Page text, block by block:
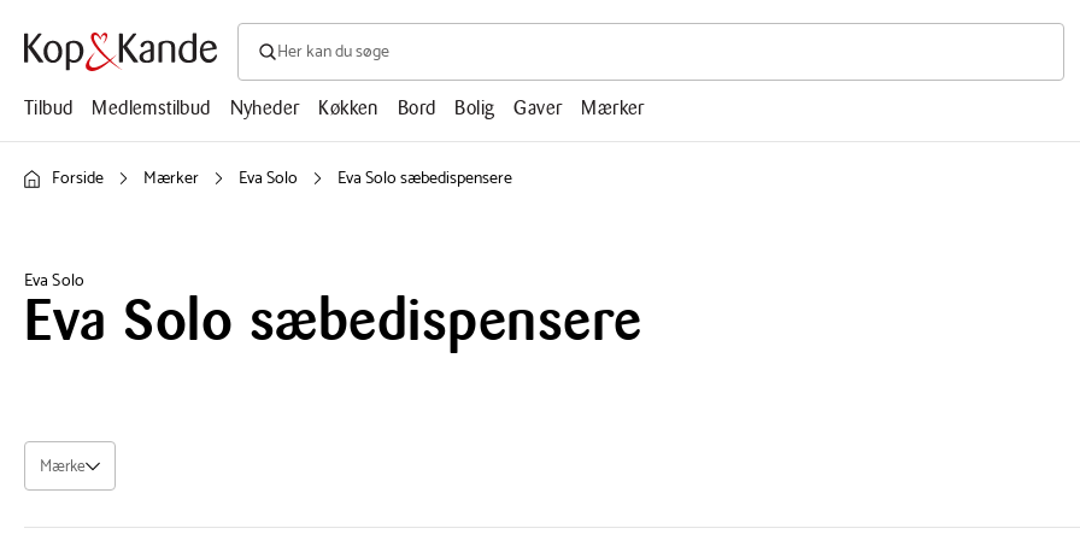
Søg efter produkter, artikler, opskrifter, mm.
Søg
efter
artikler,
Tilbud
Medlemstilbud Nyheder Køkken Bord Bolig Gaver Mærker
Forside Mærker Eva Solo Eva Solo sæbedispensere
Eva Solo
Eva Solo sæbedispensere
Mærke